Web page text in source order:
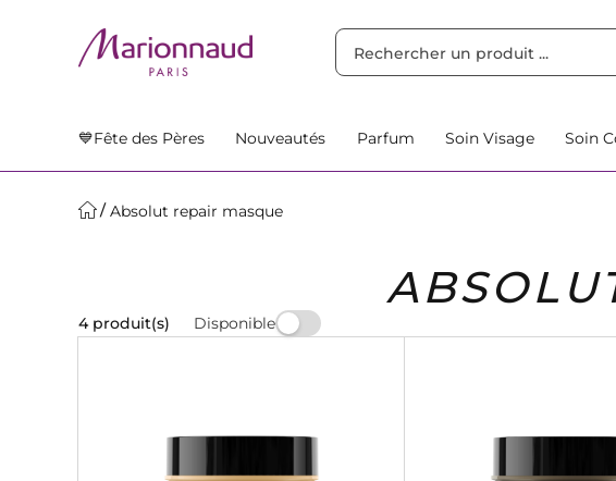
💙Fête des Pères Nouveautés Parfum Soin Visage Soin
Absolut repair masque
4 produit(s) Disponible